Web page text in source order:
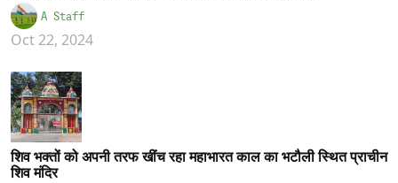
A Staff
Oct 22, 2024
शिव भक्तों को अपनी तरफ खींच रहा महाभारत काल का भटौली स्थित प्राचीन
शिव मंदिर